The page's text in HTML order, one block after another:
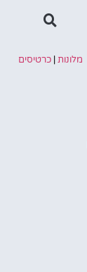
מלונות |כרטיסים